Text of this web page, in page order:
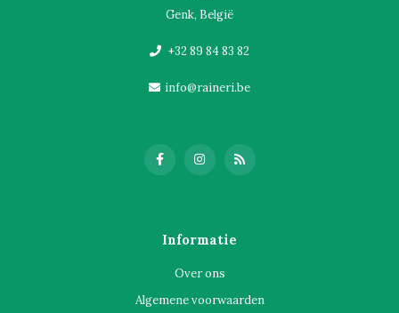
Genk, België
+32 89 84 83 82
info@raineri.be
Informatie
Over ons
Algemene voorwaarden